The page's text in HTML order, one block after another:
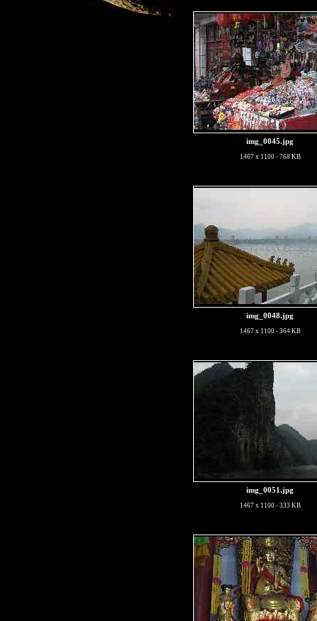
img_0045.jpg
1467 x 1100 - 768 KB
img_0048.jpg
1467 x 1100 - 364 KB
img_0051.jpg
1467 x 1100 - 333 KB